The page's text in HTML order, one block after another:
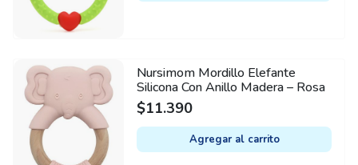
Nursimom Mordillo Elefante
Silicona Con Anillo Madera – Rosa
$11.390
Agregar al carrito